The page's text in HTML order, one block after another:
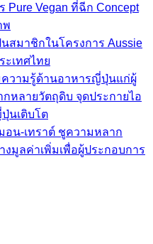
Pure Vegan ที่ฉีก Concept
พ
นสมาชิกในโครงการ Aussie
ะเทศไทย
ความรู้ด้านอาหารญี่ปุ่นแก่ผู้
หลายวัตถุดิบ จุดประกายไอ
นเติบโต
อน-เทราต์ ชูความหลาก
มูลค่าเพิ่มเพื่อผู้ประกอบการ